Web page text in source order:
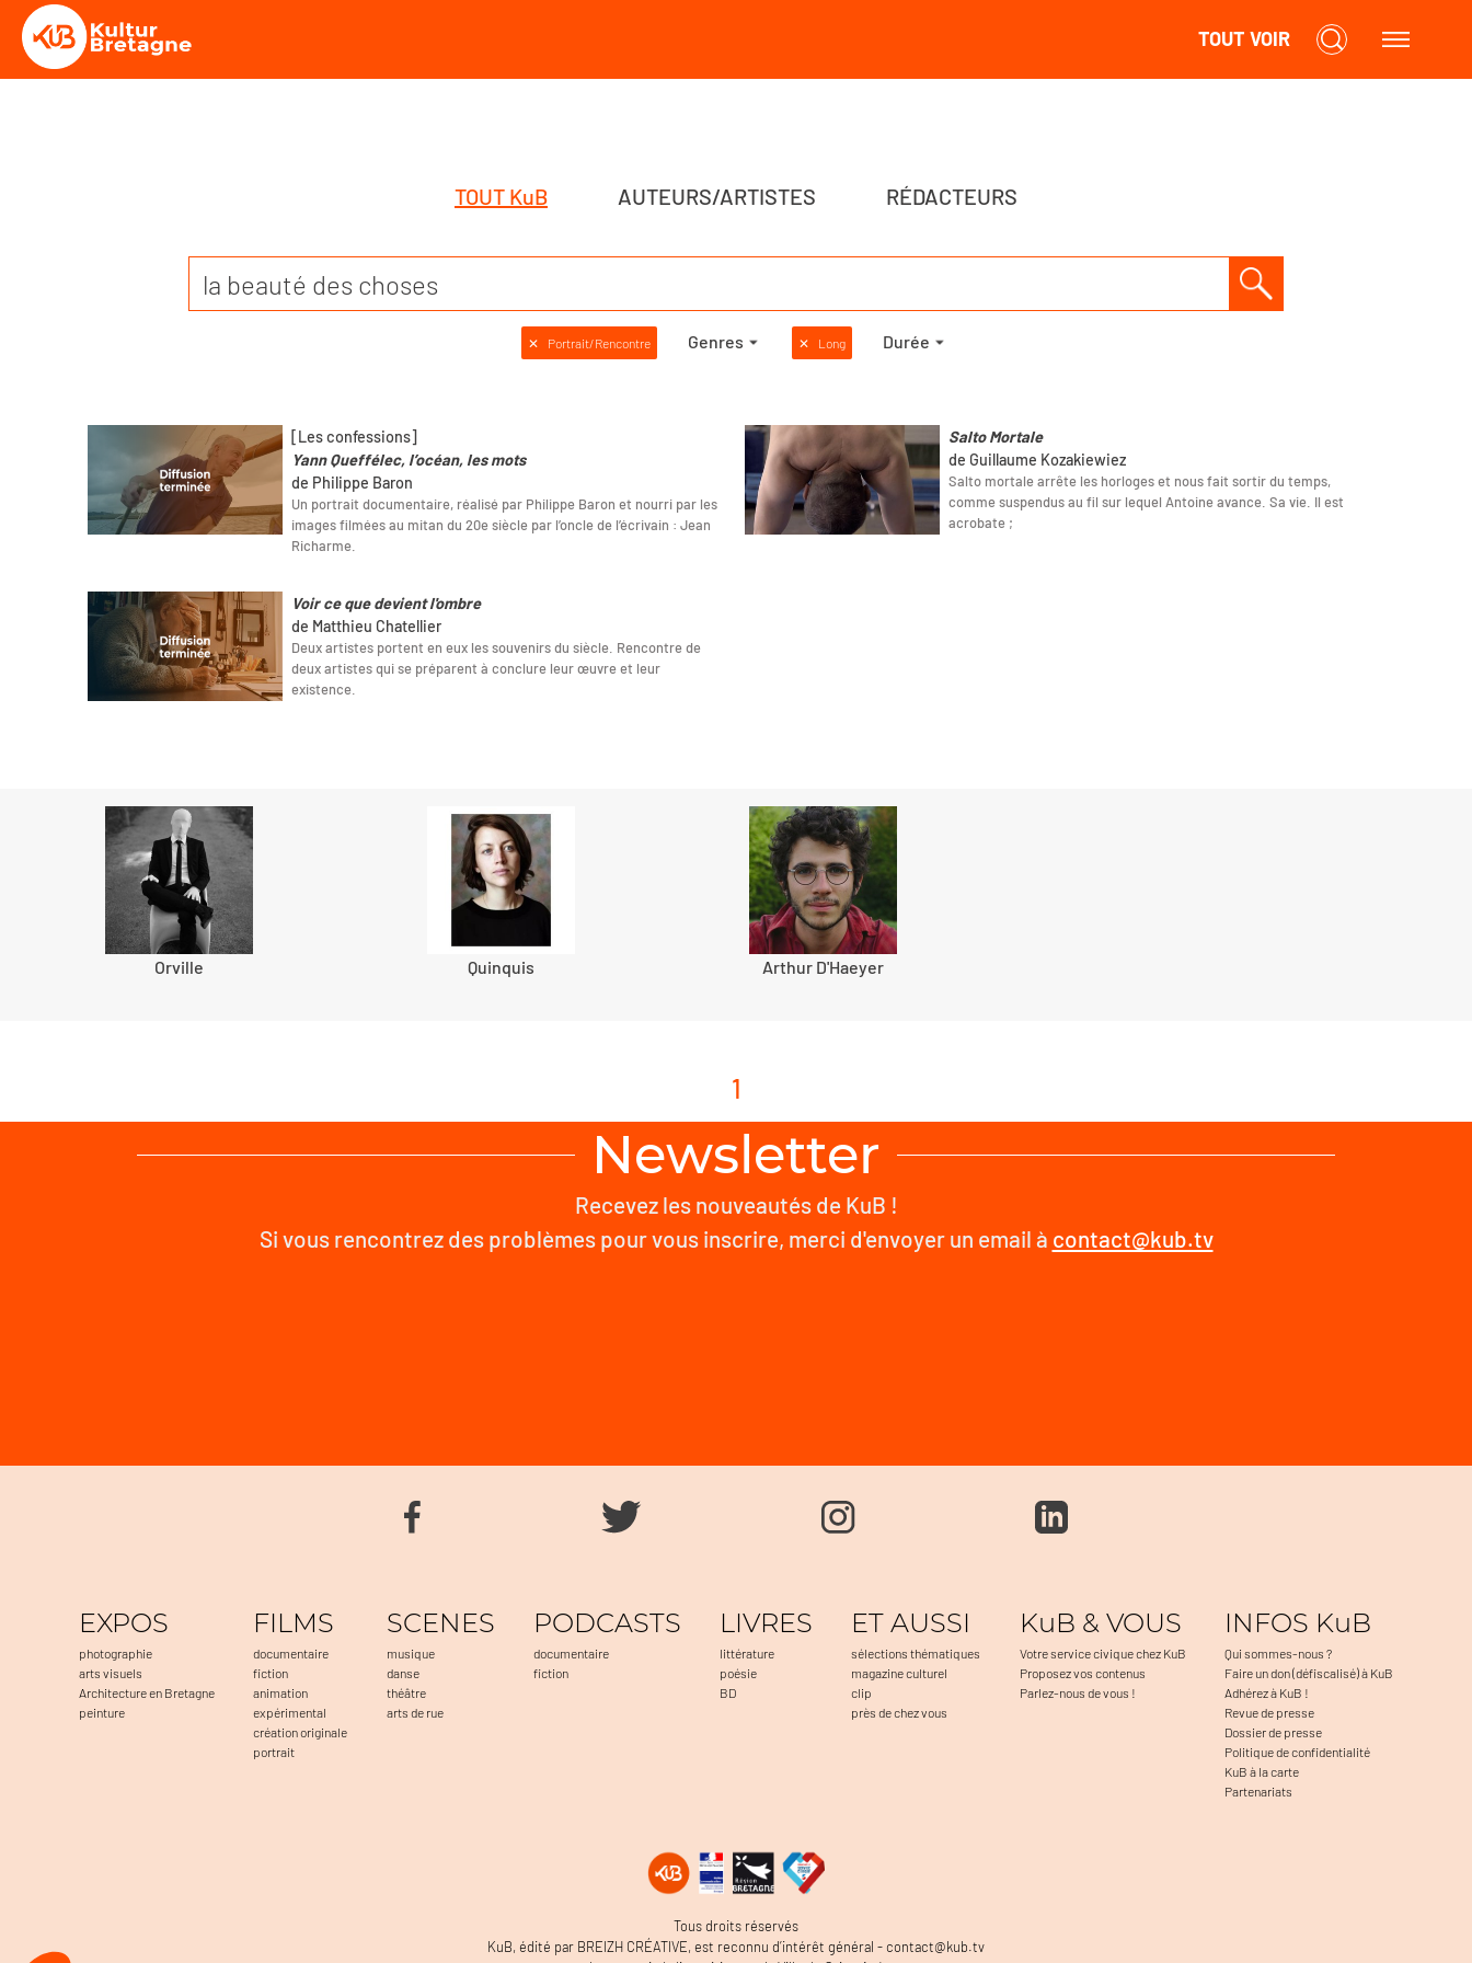
TOUT VOIR
TOUT KuB AUTEURS/ARTISTES RÉDACTEURS
✕ Portrait/Rencontre Genres ✕ Long Durée
[Les confessions]
Yann Queffélec, l’océan, les mots
de Philippe Baron
Un portrait documentaire, réalisé par Philippe Baron et nourri par les
images filmées au mitan du 20e siècle par l’oncle de l’écrivain : Jean
Richarme.
Salto Mortale
de Guillaume Kozakiewiez
Salto mortale arrête les horloges et nous fait sortir du temps,
comme suspendus au fil sur lequel Antoine avance. Sa vie. Il est
acrobate ;
Voir ce que devient l'ombre
de Matthieu Chatellier
Deux artistes portent en eux les souvenirs du siècle. Rencontre de
deux artistes qui se préparent à conclure leur œuvre et leur
existence.
Orville Quinquis Arthur D'Haeyer
1
Newsletter
Recevez les nouveautés de KuB !
Si vous rencontrez des problèmes pour vous inscrire, merci d'envoyer un email à contact@kub.tv
EXPOS
photographie
arts visuels
Architecture en Bretagne
peinture
FILMS
documentaire
fiction
animation
expérimental
création originale
portrait
SCENES
musique
danse
théâtre
arts de rue
PODCASTS
documentaire
fiction
LIVRES
littérature
poésie
BD
ET AUSSI
sélections thématiques
magazine culturel
clip
près de chez vous
KuB & VOUS
Votre service civique chez KuB
Proposez vos contenus
Parlez-nous de vous !
INFOS KuB
Qui sommes-nous ?
Faire un don (défiscalisé) à KuB
Adhérez à KuB !
Revue de presse
Dossier de presse
Politique de confidentialité
KuB à la carte
Partenariats
Tous droits réservés
KuB, édité par BREIZH CRÉATIVE, est reconnu d’intérêt général - contact@kub.tv
Plateforme de Gestion du Consentement : Personnalisez vos Options